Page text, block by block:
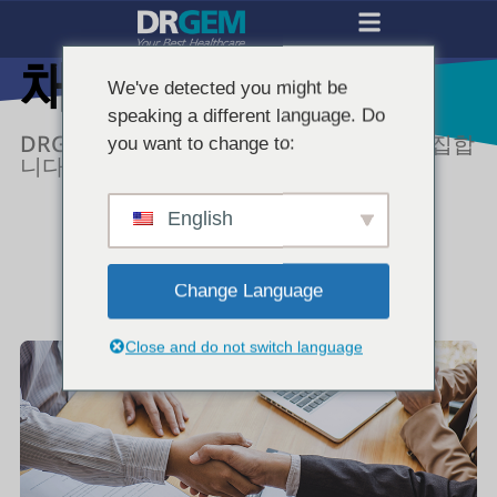
채용공고
DRGEM의 미래를 함께 만들어갈 인재를 모집합
니다.
We've detected you might be
speaking a different language. Do
you want to change to:
English
Change Language
Close and do not switch language